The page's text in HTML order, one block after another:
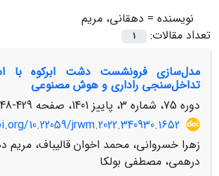
نویسنده = دهقانی، مریم
تعداد مقالات:
1
مدل‌سازی فرونشست دشت ابرکوه با
تداخل‌سنجی راداری و هوش مصنوعی
دوره 75، شماره 3، پاییز 1401، صفحه
429-448
10.22059/jrwm.2022.340930.1652
زهرا خسروانی، محمد اخوان قالیباف، مریم
درهمی، مصطفی بولکا